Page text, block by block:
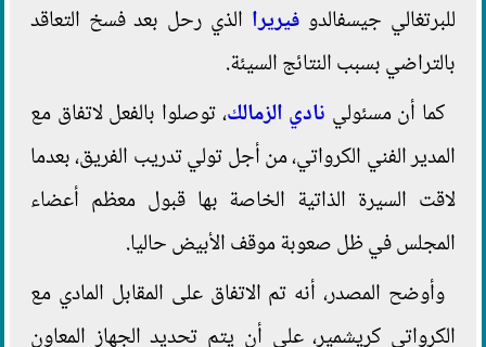
للبرتغالي جيسفالدو فيريرا الذي رحل بعد فسخ التعاقد
بالتراضي بسبب النتائج السيئة.
كما أن مسئولي نادي الزمالك، توصلوا بالفعل لاتفاق مع
المدير الفني الكرواتي، من أجل تولي تدريب الفريق، بعدما
لاقت السيرة الذاتية الخاصة بها قبول معظم أعضاء
المجلس في ظل صعوبة موقف الأبيض حاليا.
وأوضح المصدر، أنه تم الاتفاق على المقابل المادي مع
الكرواتي كريشمير، على أن يتم تحديد الجهاز المعاون